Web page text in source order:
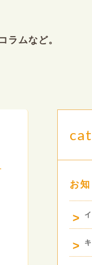
ラムなど。
お